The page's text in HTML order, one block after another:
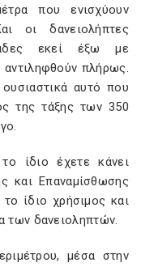
που ενισχύουν
οι δανειολήπτες
εκεί έξω με
πλήρως.
αυτό που
της τάξης των 350
ίδιο έχετε κάνει
και Επαναμίσθωσης
ίδιο χρήσιμος και
των δανειοληπτών.
μέσα στην